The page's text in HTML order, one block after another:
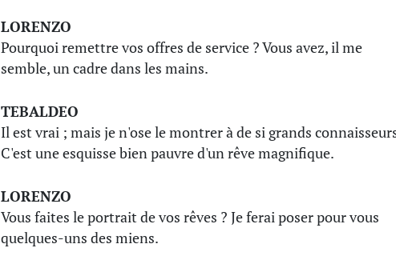
LORENZO
Pourquoi remettre vos offres de service ? Vous avez, il me
semble, un cadre dans les mains.
TEBALDEO
Il est vrai ; mais je n'ose le montrer à de si grands
C'est une esquisse bien pauvre d'un rêve magnifique.
LORENZO
Vous faites le portrait de vos rêves ? Je ferai poser pour vous
quelques-uns des miens.